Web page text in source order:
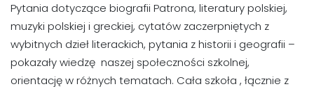
Pytania dotyczące biografii Patrona, literatury polskiej,
muzyki polskiej i greckiej, cytatów zaczerpniętych z
wybitnych dzieł literackich, pytania z historii i geografii –
pokazały wiedzę naszej społeczności szkolnej,
orientację w różnych tematach. Cała szkoła , łącznie z